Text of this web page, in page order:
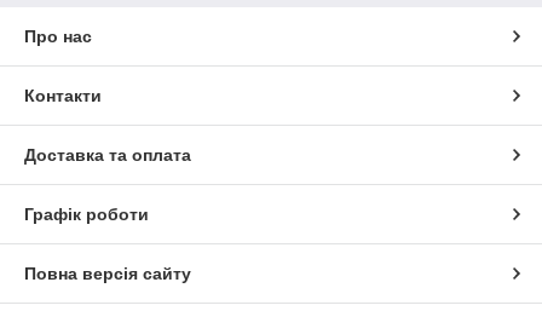
Про нас
Контакти
Доставка та оплата
Графік роботи
Повна версія сайту